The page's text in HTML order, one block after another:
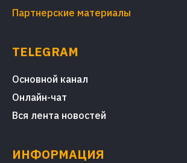
Партнерские материалы
TELEGRAM
Основной канал
Онлайн-чат
Вся лента новостей
ИНФОРМАЦИЯ